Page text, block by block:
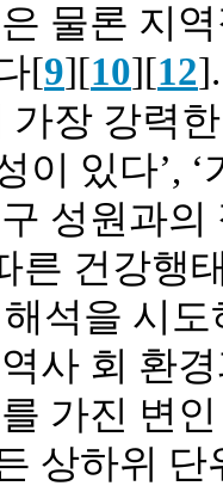
물론 지
[9][10][12].
가장 강력
이 있다’,
성원과
른 건강행
석을 시
사 회 환
가진 변
상하위